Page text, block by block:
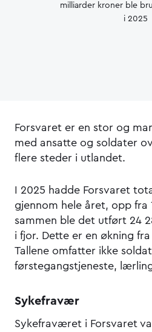
milliarder kroner ble
i 2025
Forsvaret er en stor og
med ansatte og soldater
flere steder i utlandet.
I 2025 hadde Forsvaret
gjennom hele året, opp fra
sammen ble det utført 24
i fjor. Dette er en økning
Tallene omfatter ikke
førstegangstjeneste,
Sykefravær
Sykefraværet i Forsvaret